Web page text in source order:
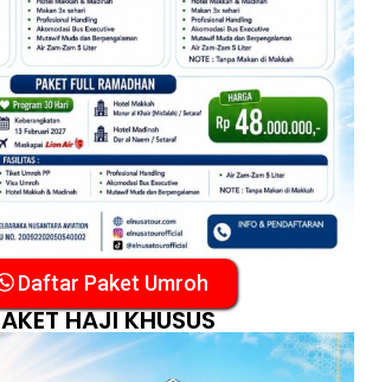
Daftar Paket Umroh
HAJI KHUSUS